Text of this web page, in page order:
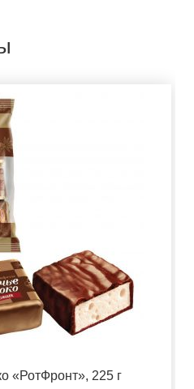
«РотФронт», 225 г